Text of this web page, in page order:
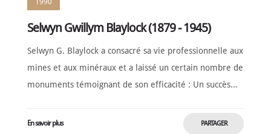
1990
Selwyn Gwillym Blaylock (1879 - 1945)
Selwyn G. Blaylock a consacré sa vie professionnelle aux
mines et aux minéraux et a laissé un certain nombre de
monuments témoignant de son efficacité : Un succès...
En savoir plus PARTAGER